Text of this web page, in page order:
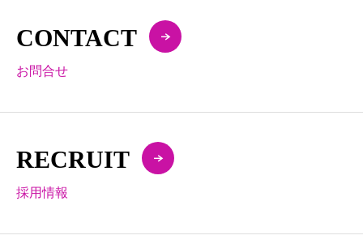
CONTACT
お問合せ
RECRUIT
採用情報